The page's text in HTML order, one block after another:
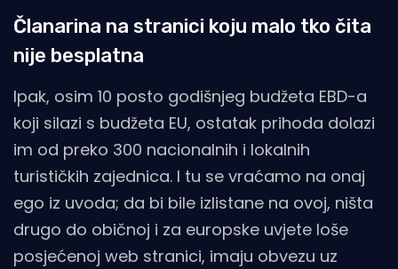
Članarina na stranici koju malo tko čita
nije besplatna
Ipak, osim 10 posto godišnjeg budžeta EBD-a
koji silazi s budžeta EU, ostatak prihoda dolazi
im od preko 300 nacionalnih i lokalnih
turističkih zajednica. I tu se vraćamo na onaj
ego iz uvoda; da bi bile izlistane na ovoj, ništa
drugo do običnoj i za europske uvjete loše
posjećenoj web stranici, imaju obvezu uz